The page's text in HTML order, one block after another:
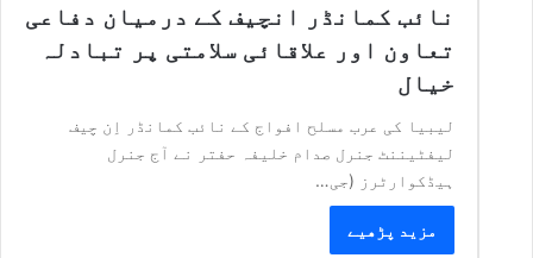
نائب کمانڈر انچیف کے درمیان دفاعی
تعاون اور علاقائی سلامتی پر تبادلہ
خیال
لیبیا کی عرب مسلح افواج کے نائب کمانڈر اِن چیف
لیفٹیننٹ جنرل صدام خلیفہ حفتر نے آج جنرل
ہیڈکوارٹرز (جی…
مزید پڑھیے